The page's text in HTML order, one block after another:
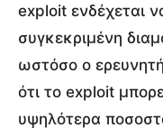
exploit ενδέχεται
συγκεκριμένη
ωστόσο ο
ότι το exploit
υψηλότερα